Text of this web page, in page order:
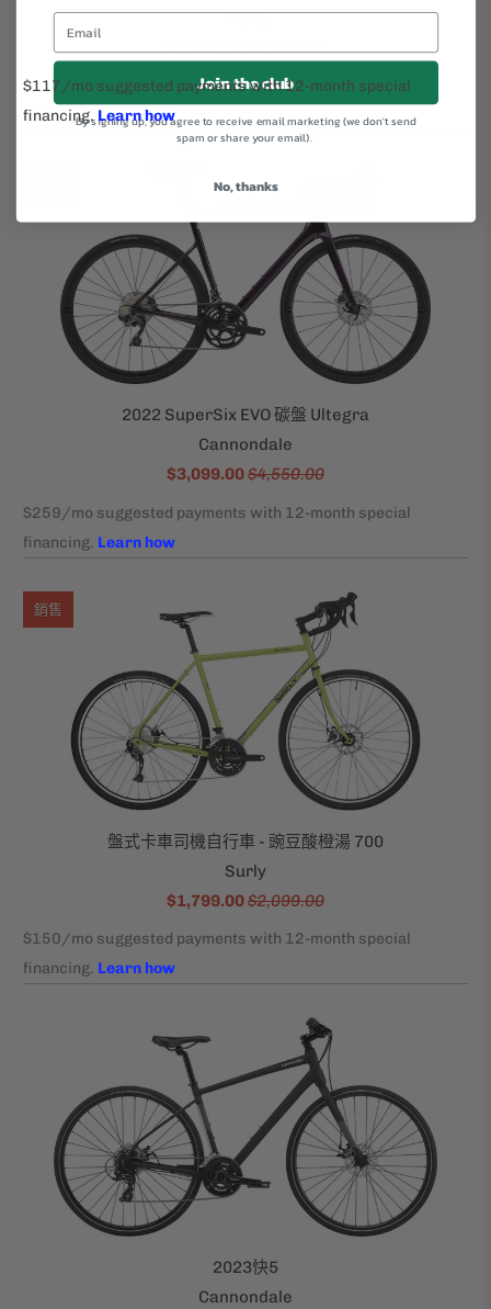
Kona
$1,399.00$2,200.00
2022 SuperSix EVO 碳盤 Ultegra
Cannondale
$3,099.00$4,550.00
盤式卡車司機自行車 - 豌豆酸橙湯 700
Surly
$1,799.00$2,099.00
銷售
2023快5
Cannondale
Join the club
By signing up, you agree to receive email marketing (we don't send
spam or share your email).
No, thanks